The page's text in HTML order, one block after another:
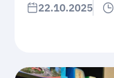
22.10.2025